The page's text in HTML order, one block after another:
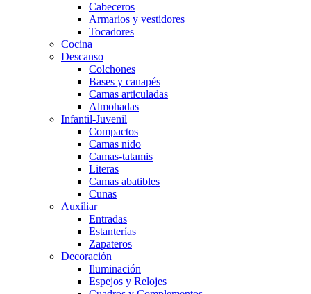
Cabeceros
Armarios y vestidores
Tocadores
Cocina
Descanso
Colchones
Bases y canapés
Camas articuladas
Almohadas
Infantil-Juvenil
Compactos
Camas nido
Camas-tatamis
Literas
Camas abatibles
Cunas
Auxiliar
Entradas
Estanterías
Zapateros
Decoración
Iluminación
Espejos y Relojes